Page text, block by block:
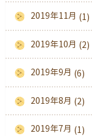
2019年11月 (1)
2019年10月 (2)
2019年9月 (6)
2019年8月 (2)
2019年7月 (1)